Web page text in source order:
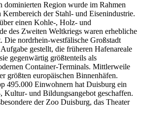
dominierten Region wurde im Rahmen
der Stahl- und Eisenindustrie.
einen Kohle-, Holz- und
des Zweiten Weltkriegs waren erhebliche
Die nordrhein-westfälische Großstadt
gestellt, die früheren Hafenareale
gegenwärtig größtenteils als
Container-Terminals. Mittlerweile
größten europäischen Binnenhäfen.
495.000 Einwohnern hat Duisburg ein
Kultur- und Bildungsangebot geschaffen.
der Zoo Duisburg, das Theater